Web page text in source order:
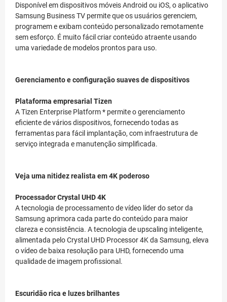
Disponível em dispositivos móveis Android ou iOS, o aplicativo
Samsung Business TV permite que os usuários gerenciem,
programem e exibam conteúdo personalizado remotamente
sem esforço. É muito fácil criar conteúdo atraente usando
uma variedade de modelos prontos para uso.
Gerenciamento e configuração suaves de dispositivos
Plataforma empresarial Tizen
A Tizen Enterprise Platform * permite o gerenciamento
eficiente de vários dispositivos, fornecendo todas as
ferramentas para fácil implantação, com infraestrutura de
serviço integrada e manutenção simplificada.
Veja uma nitidez realista em 4K poderoso
Processador Crystal UHD 4K
A tecnologia de processamento de vídeo líder do setor da
Samsung aprimora cada parte do conteúdo para maior
clareza e consistência. A tecnologia de upscaling inteligente,
alimentada pelo Crystal UHD Processor 4K da Samsung, eleva
o vídeo de baixa resolução para UHD, fornecendo uma
qualidade de imagem profissional.
Escuridão rica e luzes brilhantes